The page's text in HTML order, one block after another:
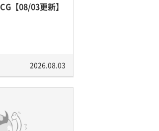
【08/03更新】
2026.08.03